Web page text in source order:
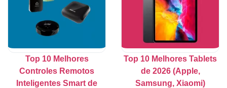
Top 10 Melhores
Controles Remotos
Inteligentes Smart de
Top 10 Melhores Tablets
de 2026 (Apple,
Samsung, Xiaomi)